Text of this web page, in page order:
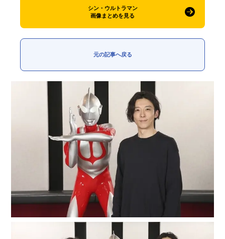
FOLLOW US
シン・ウルトラマン
画像まとめを見る
元の記事へ戻る